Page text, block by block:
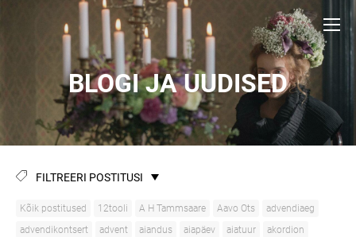
BLOGI JA UUDISED
FILTREERI POSTITUSI
Kõik postitused 12tooli A H Tammsaare Aavo Ots
advendiaeg
advendikontsert
advent aiandus aiapäev aiatuur
akordion